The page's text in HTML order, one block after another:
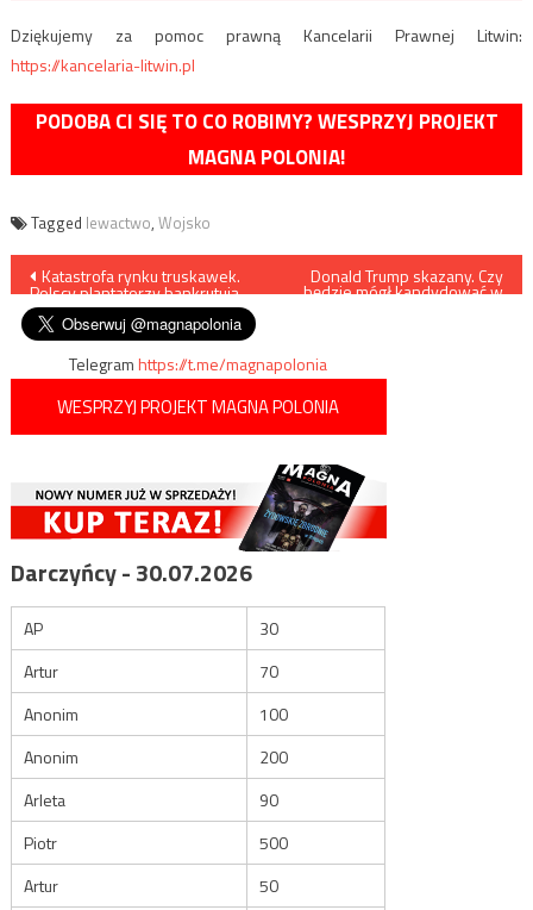
Dziękujemy za pomoc prawną Kancelarii Prawnej Litwin:
https://kancelaria-litwin.pl
PODOBA CI SIĘ TO CO ROBIMY? WESPRZYJ PROJEKT
MAGNA POLONIA!
Tagged lewactwo, Wojsko
Nawigacja
wpisu
Katastrofa rynku truskawek.
Polscy plantatorzy bankrutują
Donald Trump skazany. Czy
będzie mógł kandydować w
Telegramhttps://t.me/magnapolonia
WESPRZYJ PROJEKT MAGNA POLONIA
Darczyńcy - 30.07.2026
AP
30
Artur
70
Anonim
100
Anonim
200
Arleta
90
Piotr
500
Artur
50